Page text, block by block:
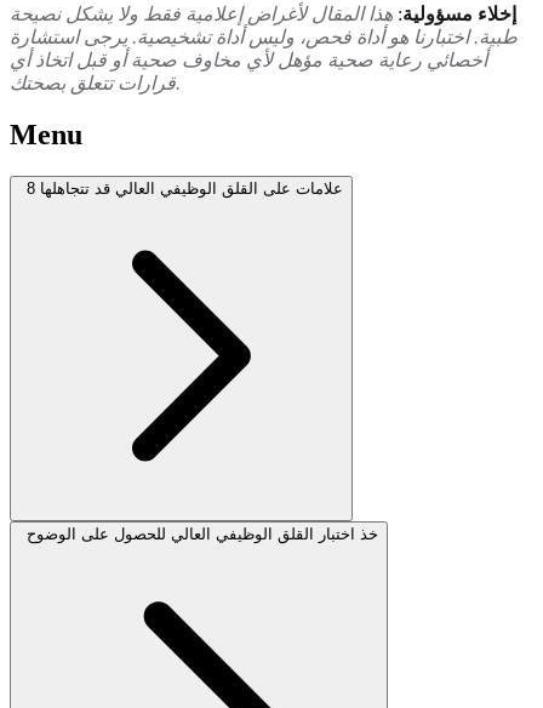
إخلاء مسؤولية: هذا المقال لأغراض إعلامية فقط ولا يشكل نصيحة
طبية. اختبارنا هو أداة فحص، وليس أداة تشخيصية. يرجى استشارة
أخصائي رعاية صحية مؤهل لأي مخاوف صحية أو قبل اتخاذ أي
قرارات تتعلق بصحتك.
Menu
8 علامات على القلق الوظيفي العالي قد تتجاهلها
خذ اختبار القلق الوظيفي العالي للحصول على الوضوح